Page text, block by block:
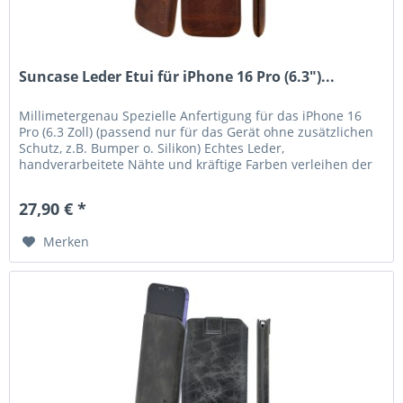
Suncase Leder Etui für iPhone 16 Pro (6.3")...
Millimetergenau Spezielle Anfertigung für das iPhone 16
Pro (6.3 Zoll) (passend nur für das Gerät ohne zusätzlichen
Schutz, z.B. Bumper o. Silikon) Echtes Leder,
handverarbeitete Nähte und kräftige Farben verleihen der
27,90 € *
Merken